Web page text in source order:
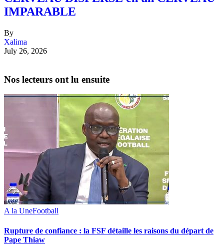
IMPARABLE
By
Xalima
July 26, 2026
Nos lecteurs ont lu ensuite
A la UneFootball
Rupture de confiance : la FSF détaille les raisons du départ de
Pape Thiaw